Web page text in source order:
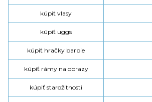
kúpiť vlasy
kúpiť uggs
kúpiť hračky barbie
kúpiť rámy na obrazy
kúpiť starožitnosti